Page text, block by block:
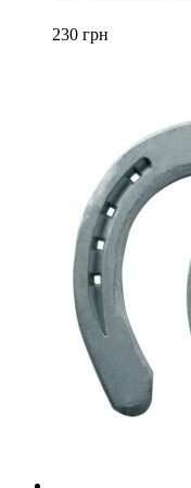
230 грн